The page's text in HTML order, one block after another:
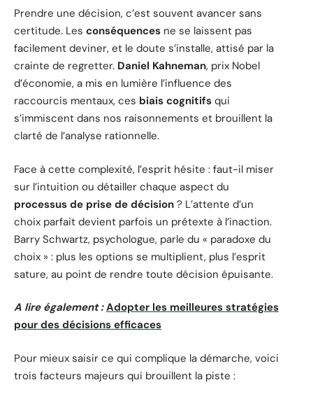
Prendre une décision, c’est souvent avancer sans
certitude. Les conséquences ne se laissent pas
facilement deviner, et le doute s’installe, attisé par la
crainte de regretter. Daniel Kahneman, prix Nobel
d’économie, a mis en lumière l’influence des
raccourcis mentaux, ces biais cognitifs qui
s’immiscent dans nos raisonnements et brouillent la
clarté de l’analyse rationnelle.
Face à cette complexité, l’esprit hésite : faut-il miser
sur l’intuition ou détailler chaque aspect du
processus de prise de décision ? L’attente d’un
choix parfait devient parfois un prétexte à l’inaction.
Barry Schwartz, psychologue, parle du « paradoxe du
choix » : plus les options se multiplient, plus l’esprit
sature, au point de rendre toute décision épuisante.
A lire également : Adopter les meilleures stratégies
pour des décisions efficaces
Pour mieux saisir ce qui complique la démarche, voici
trois facteurs majeurs qui brouillent la piste :